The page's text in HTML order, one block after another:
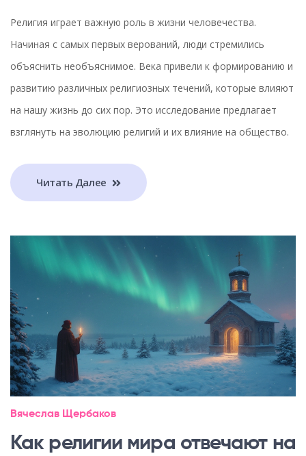
Религия играет важную роль в жизни человечества.
Начиная с самых первых верований, люди стремились
объяснить необъяснимое. Века привели к формированию и
развитию различных религиозных течений, которые влияют
на нашу жизнь до сих пор. Это исследование предлагает
взглянуть на эволюцию религий и их влияние на общество.
Читать Далее
Вячеслав Щербаков
Как религии мира отвечают на